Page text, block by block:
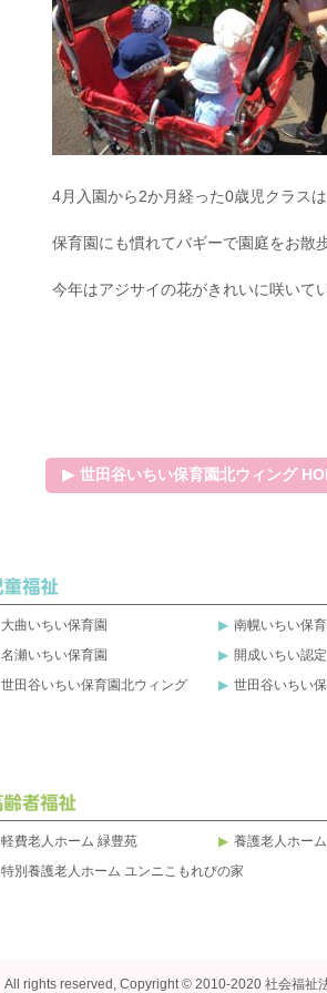
4月入園から2か月経った0歳児クラスは
保育園にも慣れてバギーで園庭をお散
今年はアジサイの花がきれいに咲いて
世田谷いちい保育園北ウィング
大曲いちい保育園 南幌いちい保
名瀬いちい保育園
開成いちい認
世田谷いちい保育園北ウィング
世田谷いちい
軽費老人ホーム 緑豊苑 養護老人ホー
特別養護老人ホーム ユンニこもれびの家
All rights reserved, Copyright © 2010-2020 社会福祉